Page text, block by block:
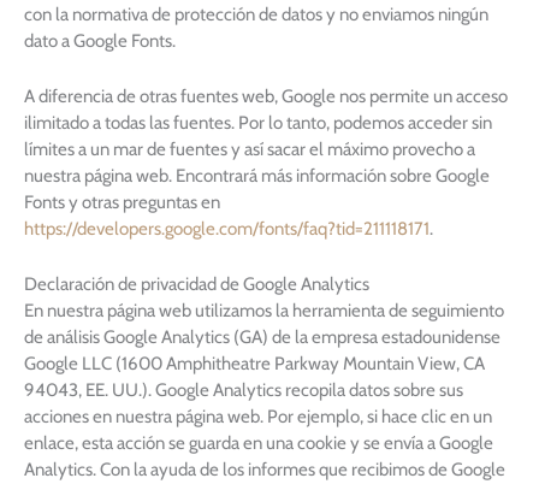
con la normativa de protección de datos y no enviamos ningún
dato a Google Fonts.
A diferencia de otras fuentes web, Google nos permite un acceso
ilimitado a todas las fuentes. Por lo tanto, podemos acceder sin
límites a un mar de fuentes y así sacar el máximo provecho a
nuestra página web. Encontrará más información sobre Google
Fonts y otras preguntas en
https://developers.google.com/fonts/faq?tid=211118171.
Declaración de privacidad de Google Analytics
En nuestra página web utilizamos la herramienta de seguimiento
de análisis Google Analytics (GA) de la empresa estadounidense
Google LLC (1600 Amphitheatre Parkway Mountain View, CA
94043, EE. UU.). Google Analytics recopila datos sobre sus
acciones en nuestra página web. Por ejemplo, si hace clic en un
enlace, esta acción se guarda en una cookie y se envía a Google
Analytics. Con la ayuda de los informes que recibimos de Google